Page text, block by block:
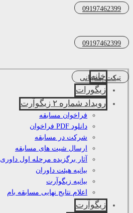
09197462399
09197462399
تیکت پشتیبانی
خانه
زیگورات
رویداد شماره ۲ زیگوآرت
فراخوان مسابقه
دانلود PDF فراخوان
شرکت در مسابقه
ارسال شیت های مسابقه
آثار برگزیده مرحله اول داوری
بیانیه هیئت داوران
بیانیه زیگوآرت
اعلام نتایج نهایی مسابقه بام
زیگوآرت